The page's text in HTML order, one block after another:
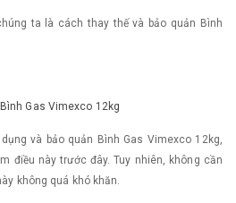
ta là cách thay thế và bảo quản Bình
Gas Vimexco 12kg
và bảo quản Bình Gas Vimexco 12kg,
điều này trước đây. Tuy nhiên, không cần
không quá khó khăn.